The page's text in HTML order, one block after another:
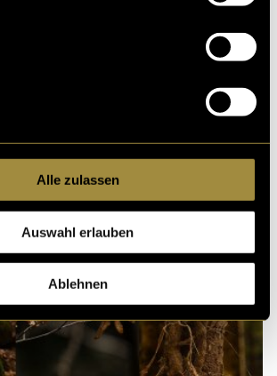
Alle zulassen
Auswahl erlauben
Ablehnen